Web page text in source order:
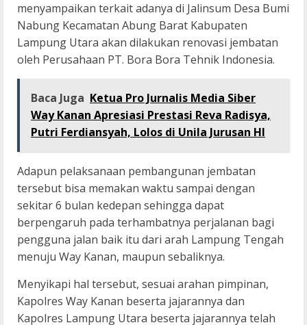
menyampaikan terkait adanya di Jalinsum Desa Bumi
Nabung Kecamatan Abung Barat Kabupaten
Lampung Utara akan dilakukan renovasi jembatan
oleh Perusahaan PT. Bora Bora Tehnik Indonesia.
Baca Juga Ketua Pro Jurnalis Media Siber
Way Kanan Apresiasi Prestasi Reva Radisya,
Putri Ferdiansyah, Lolos di Unila Jurusan HI
Adapun pelaksanaan pembangunan jembatan
tersebut bisa memakan waktu sampai dengan
sekitar 6 bulan kedepan sehingga dapat
berpengaruh pada terhambatnya perjalanan bagi
pengguna jalan baik itu dari arah Lampung Tengah
menuju Way Kanan, maupun sebaliknya.
Menyikapi hal tersebut, sesuai arahan pimpinan,
Kapolres Way Kanan beserta jajarannya dan
Kapolres Lampung Utara beserta jajarannya telah